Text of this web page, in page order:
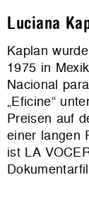
Luciana
Kaplan
1975 in
Nacional
„Eficine“
Preisen auf
einer langen
ist LA